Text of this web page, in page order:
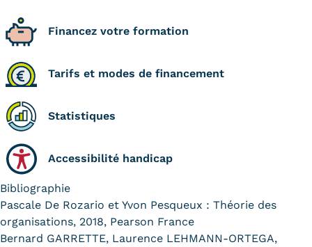
Financez votre formation
Tarifs et modes de financement
Statistiques
Accessibilité handicap
Bibliographie
Pascale De Rozario et Yvon Pesqueux : Théorie des
organisations, 2018, Pearson France
Bernard GARRETTE, Laurence LEHMANN-ORTEGA,